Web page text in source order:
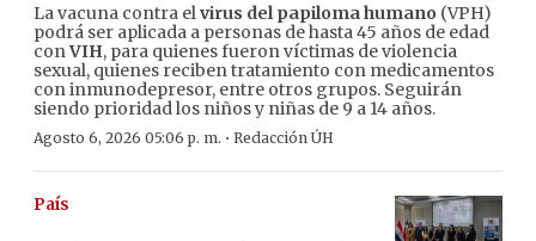
La vacuna contra elvirus del papiloma humano (VPH)
podrá ser aplicada a personas de hasta 45 años de edad
conVIH, para quienes fueron víctimas de violencia
sexual, quienes reciben tratamiento con medicamentos
con inmunodepresor, entre otros grupos. Seguirán
siendo prioridad los niños y niñas de 9 a 14 años.
Agosto 6, 2026 05:06 p. m. · Redacción ÚH
País